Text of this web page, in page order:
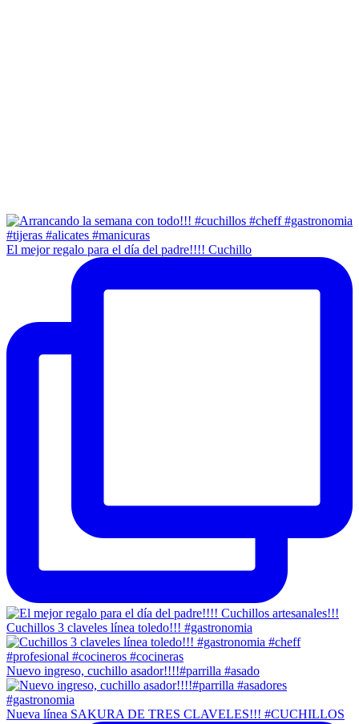
El mejor regalo para el día del padre!!!! Cuchillo
Cuchillos 3 claveles línea toledo!!! #gastronomia
Nuevo ingreso, cuchillo asador!!!!#parrilla #asado
Nueva línea SAKURA DE TRES CLAVELES!!! #CUCHILLOS